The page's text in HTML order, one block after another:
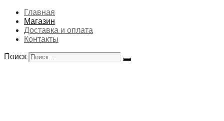
Главная
Магазин
Доставка и оплата
Контакты
Поиск